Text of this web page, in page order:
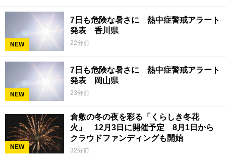
NEW
7日も危険な暑さに 熱中症警戒アラート
発表 香川県
22分前
NEW
7日も危険な暑さに 熱中症警戒アラート
発表 岡山県
23分前
NEW
倉敷の冬の夜を彩る「くらしき冬花
火」 12月3日に開催予定 8月1日から
クラウドファンディングも開始
32分前